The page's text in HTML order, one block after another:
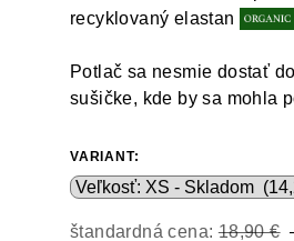
recyklovaný elastan
Potlač sa nesmie dostať
sušičke, kde by sa mohla
VARIANT:
štandardná cena: 18,90 €